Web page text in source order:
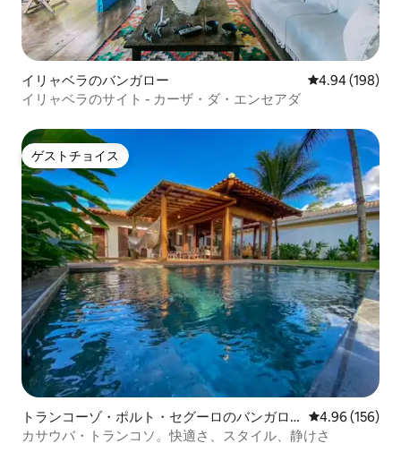
イリャベラのバンガロー レビュー198
4.94 (198)
イリャベラのサイト - カーザ・ダ・エンセアダ
ゲストチョイス
ゲストチョイス
トランコーゾ・ポルト・セグーロのバンガロ
ー
レビュー156
4.96 (156)
カサウバ・トランコソ。快適さ、スタイル、静けさ